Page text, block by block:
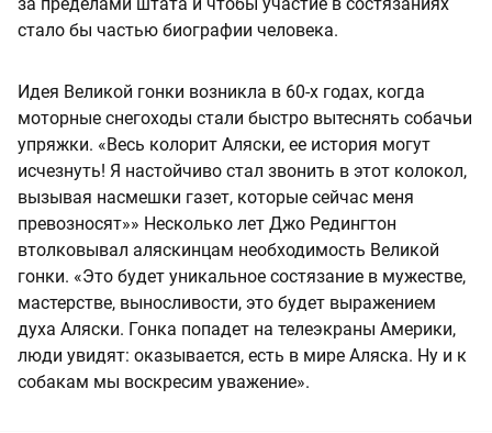
за пределами штата и чтобы участие в состязаниях
стало бы частью биографии человека.
Идея Великой гонки возникла в 60-х годах, когда
моторные снегоходы стали быстро вытеснять собачьи
упряжки. «Весь колорит Аляски, ее история могут
исчезнуть! Я настойчиво стал звонить в этот колокол,
вызывая насмешки газет, которые сейчас меня
превозносят»» Несколько лет Джо Редингтон
втолковывал аляскинцам необходимость Великой
гонки. «Это будет уникальное состязание в мужестве,
мастерстве, выносливости, это будет выражением
духа Аляски. Гонка попадет на телеэкраны Америки,
люди увидят: оказывается, есть в мире Аляска. Ну и к
собакам мы воскресим уважение».